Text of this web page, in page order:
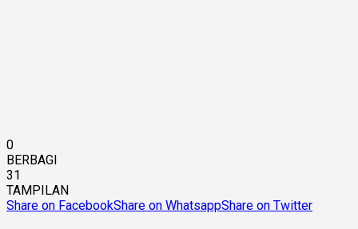
0
BERBAGI
31
TAMPILAN
Share on FacebookShare on WhatsappShare on Twitter